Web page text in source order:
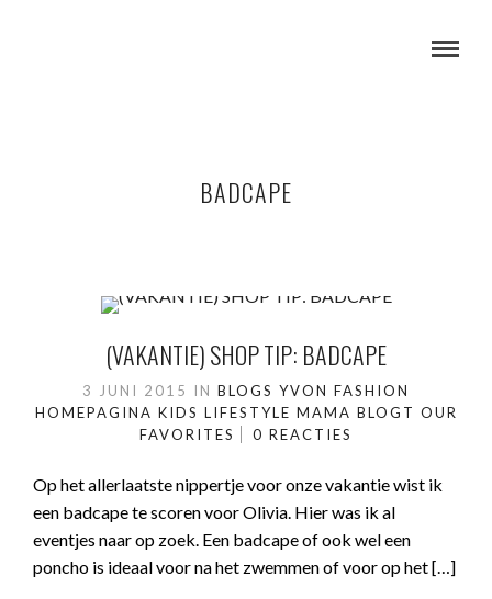
BADCAPE
(VAKANTIE) SHOP TIP: BADCAPE
3 JUNI 2015 IN BLOGS YVON FASHION
HOMEPAGINA KIDS LIFESTYLE MAMA BLOGT OUR
FAVORITES
0 REACTIES
Op het allerlaatste nippertje voor onze vakantie wist ik
een badcape te scoren voor Olivia. Hier was ik al
eventjes naar op zoek. Een badcape of ook wel een
poncho is ideaal voor na het zwemmen of voor op het […]